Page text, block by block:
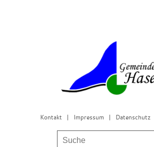
Kontakt | Impressum | Datenschutz